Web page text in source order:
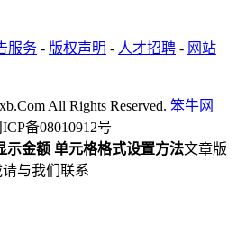
服务 - 版权声明 - 人才招聘 - 网站
All Rights Reserved. 笨牛网
ICP备08010912号
金额 单元格格式设置方法文章版
与我们联系